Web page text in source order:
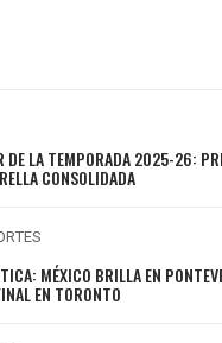
DE LA TEMPORADA 2025-26:
CONSOLIDADA
MÉXICO BRILLA EN
EN TORONTO